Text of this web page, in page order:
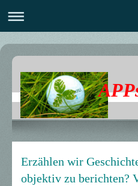
Erzählen wir
objektiv zu berichten?